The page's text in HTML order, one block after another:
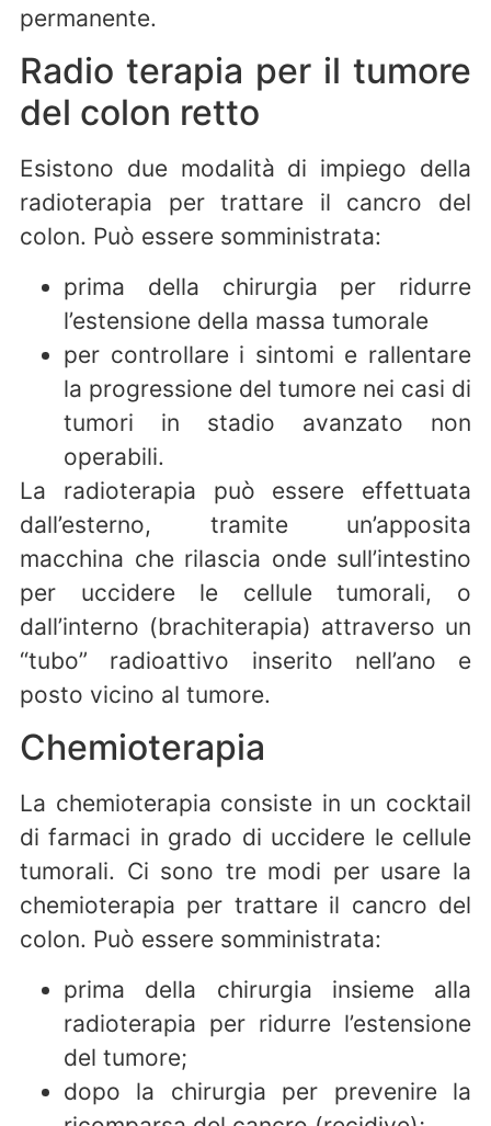
permanente.
Radio terapia per il tumore
del colon retto
Esistono due modalità di impiego della
radioterapia per trattare il cancro del
colon. Può essere somministrata:
prima della chirurgia per ridurre
l’estensione della massa tumorale
per controllare i sintomi e rallentare
la progressione del tumore nei casi di
tumori in stadio avanzato non
operabili.
La radioterapia può essere effettuata
dall’esterno, tramite un’apposita
macchina che rilascia onde sull’intestino
per uccidere le cellule tumorali, o
dall’interno (brachiterapia) attraverso un
“tubo” radioattivo inserito nell’ano e
posto vicino al tumore.
Chemioterapia
La chemioterapia consiste in un cocktail
di farmaci in grado di uccidere le cellule
tumorali. Ci sono tre modi per usare la
chemioterapia per trattare il cancro del
colon. Può essere somministrata:
prima della chirurgia insieme alla
radioterapia per ridurre l’estensione
del tumore;
dopo la chirurgia per prevenire la